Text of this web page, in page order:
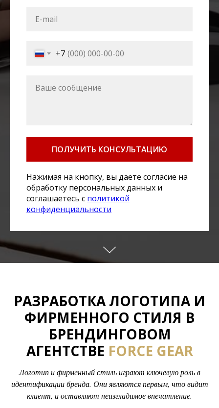
+7
ПОЛУЧИТЬ КОНСУЛЬТАЦИЮ
Нажимая на кнопку, вы даете согласие на
обработку персональных данных и
соглашаетесь c политикой
конфиденциальности
РАЗРАБОТКА ЛОГОТИПА И
ФИРМЕННОГО СТИЛЯ В
БРЕНДИНГОВОМ
АГЕНТСТВЕ FORCE GEAR
Логотип и фирменный стиль играют ключевую роль в
идентификации бренда. Они являются первым, что видит
клиент, и оставляют неизгладимое впечатление.